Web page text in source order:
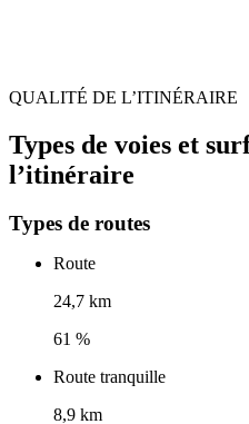
QUALITÉ DE L’ITINÉRAIRE
Types de voies et
l’itinéraire
Types de routes
Route
24,7 km
61 %
Route tranquille
8,9 km